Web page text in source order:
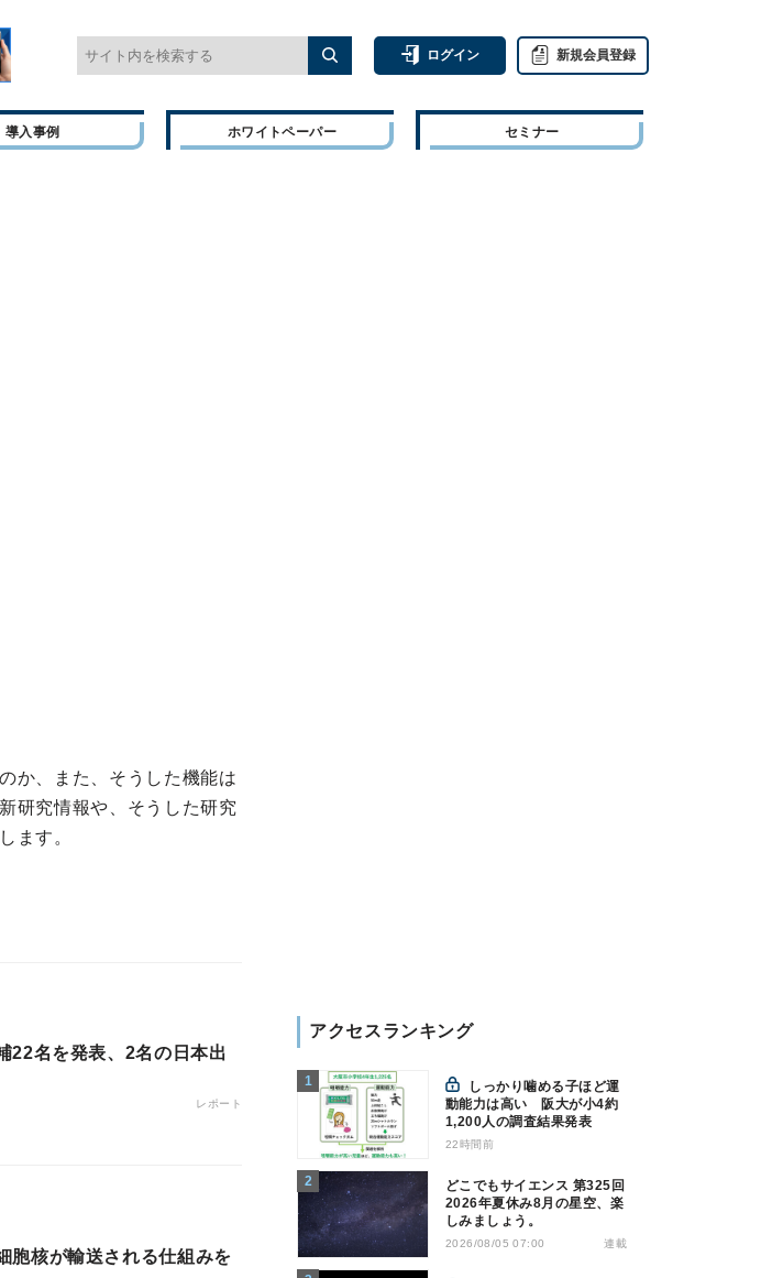
ログイン 新規会員登録
導入事例 ホワイトペーパー セミナー
か、また、そうした機能は
研究情報や、そうした研究
ます。
22名を発表、2名の日本出
レポート
胞核が輸送される仕組みを
アクセスランキング
動能力は高い 阪大が小4約
1,200人の調査結果発表
22時間前
どこでもサイエンス 第325回
2026年夏休み8月の星空、楽
しみましょう。
2026/08/05 07:00 連載